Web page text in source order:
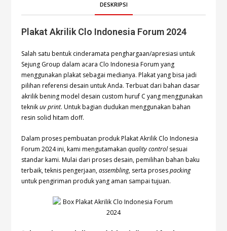
DESKRIPSI
Plakat Akrilik Clo Indonesia Forum 2024
Salah satu bentuk cinderamata penghargaan/apresiasi untuk
Sejung Group dalam acara Clo Indonesia Forum yang
menggunakan plakat sebagai medianya. Plakat yang bisa jadi
pilihan referensi desain untuk Anda. Terbuat dari bahan dasar
akrilik bening model desain custom huruf C yang menggunakan
teknikuv print. Untuk bagian dudukan menggunakan bahan
resin solid hitam doff.
Dalam proses pembuatan produk Plakat Akrilik Clo Indonesia
Forum 2024 ini, kami mengutamakanquality controlsesuai
standar kami. Mulai dari proses desain, pemilihan bahan baku
terbaik, teknis pengerjaan,assembling, serta prosespacking
untuk pengiriman produk yang aman sampai tujuan.